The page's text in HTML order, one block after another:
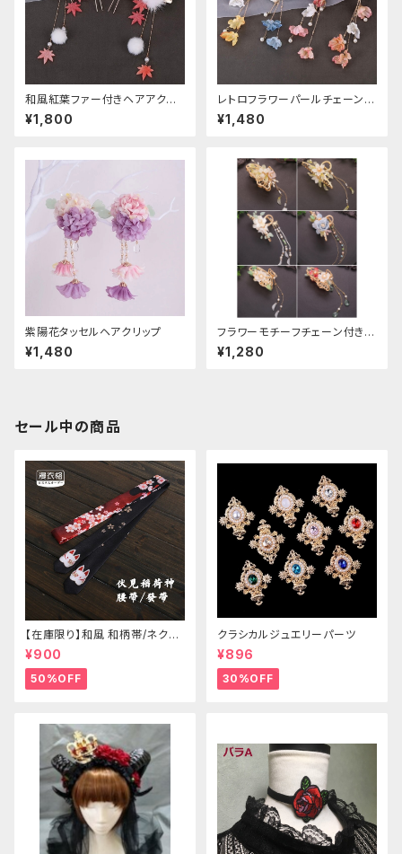
和風紅葉ファー付きヘアアクセ
サリー
¥1,800
レトロフラワーパールチェーンヘ
アクリップ
¥1,480
紫陽花タッセルヘアクリップ
¥1,480
フラワーモチーフチェーン付きヘ
アクリップ
¥1,280
セール中の商品
【在庫限り】和風 和柄帯/ネクタ
イ/リボン（狐面/金魚
¥900
50%OFF
クラシカルジュエリーパーツ
¥896
30%OFF